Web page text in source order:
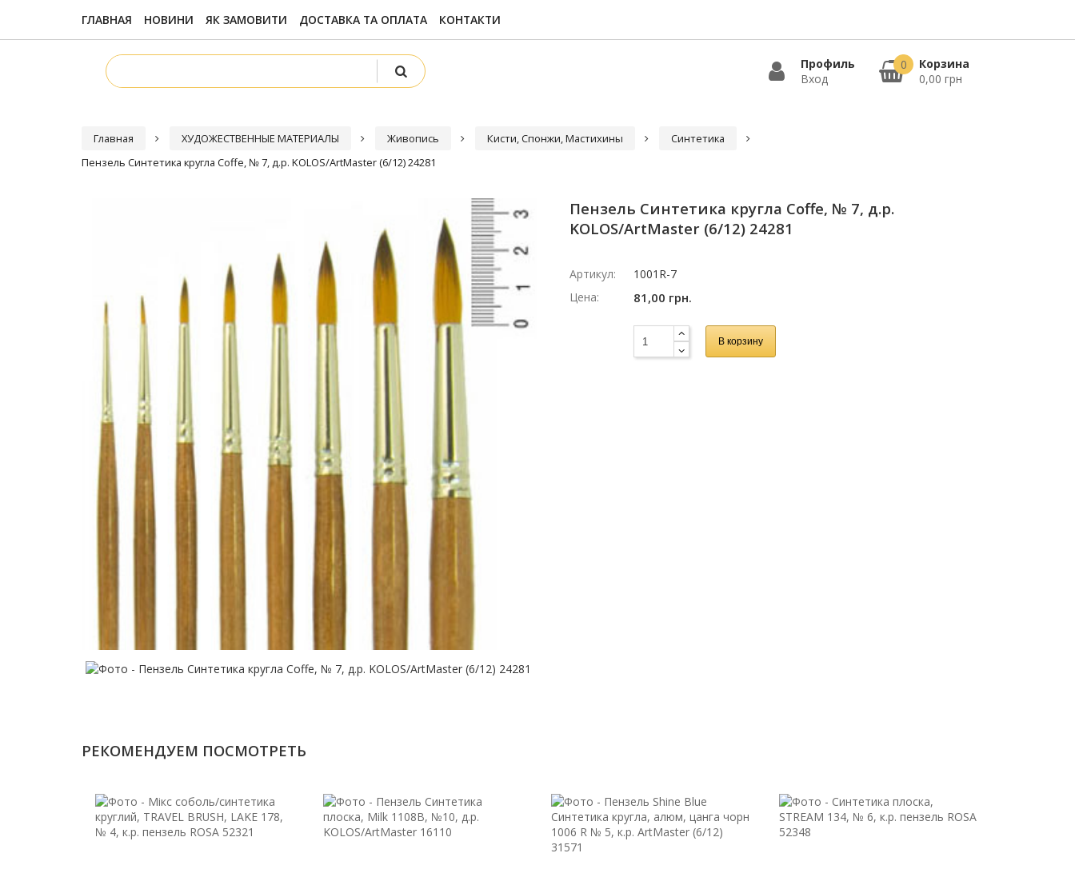
ГЛАВНАЯ НОВИНИ ЯК ЗАМОВИТИ ДОСТАВКА ТА ОПЛАТА КОНТАКТИ
Профиль
Вход
Корзина
0,00 грн
0
Главная ХУДОЖЕСТВЕННЫЕ МАТЕРИАЛЫ Живопись Кисти, Спонжи, Мастихины
Синтетика
Пензель Синтетика кругла Сoffe, № 7, д.р. KOLOS/ArtMaster (6/12) 24281
Пензель Синтетика кругла Сoffe, № 7, д.р.
KOLOS/ArtMaster (6/12) 24281
Артикул:
1001R-7
Цена:
81,00 грн.
В корзину
РЕКОМЕНДУЕМ ПОСМОТРЕТЬ